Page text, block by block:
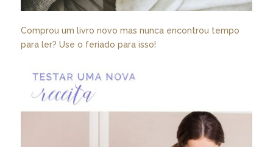
Comprou um livro novo mas nunca encontrou tempo
para ler? Use o feriado para isso!